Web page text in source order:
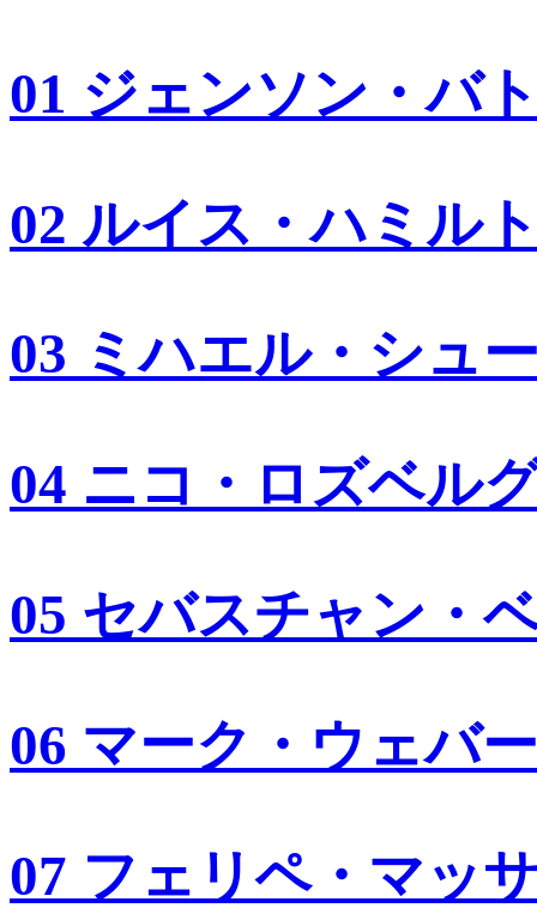
01 ジェンソン・バ
02 ルイス・ハミル
03 ミハエル・シュ
04 ニコ・ロズベル
05 セバスチャン・
06 マーク・ウェバー
07 フェリペ・マッ